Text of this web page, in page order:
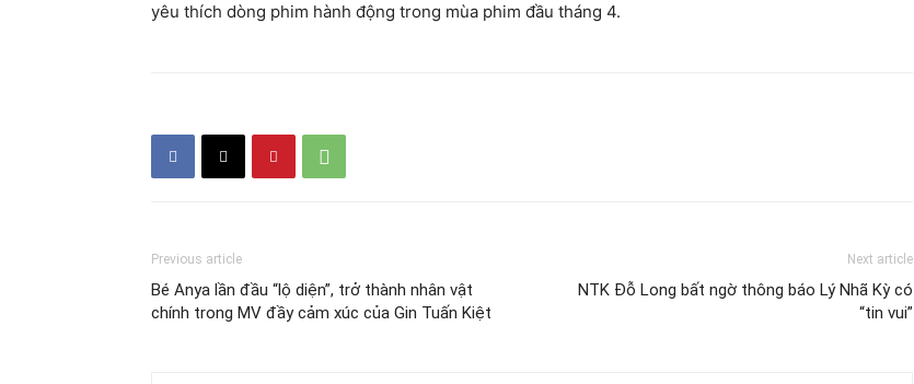
yêu thích dòng phim hành động trong mùa phim đầu tháng 4.
Previous article
Bé Anya lần đầu “lộ diện”, trở thành nhân vật
chính trong MV đầy cảm xúc của Gin Tuấn Kiệt
Next article
NTK Đỗ Long bất ngờ thông báo Lý Nhã Kỳ có
“tin vui”